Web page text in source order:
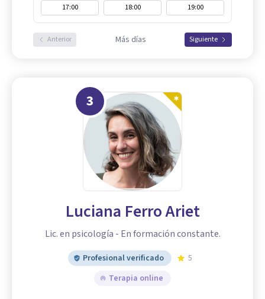
17:00
18:00 19:00
Anterior Más días Siguiente
3
Luciana Ferro Ariet
Lic. en psicología - En formación constante.
Profesional verificado
5
Terapia online